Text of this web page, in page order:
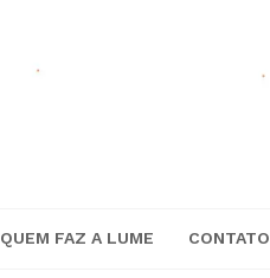
QUEM FAZ A LUME CONTATO